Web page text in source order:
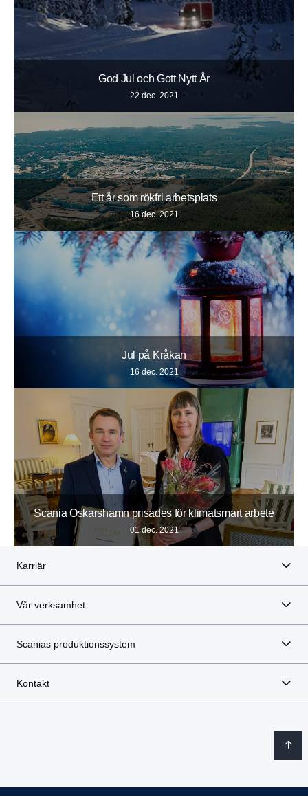
God Jul och Gott Nytt År
22 dec. 2021
Ett år som rökfri arbetsplats
16 dec. 2021
Jul på Kråkan
16 dec. 2021
Scania Oskarshamn prisades för klimatsmart arbete
01 dec. 2021
Karriär
Vår verksamhet
Scanias produktionssystem
Kontakt